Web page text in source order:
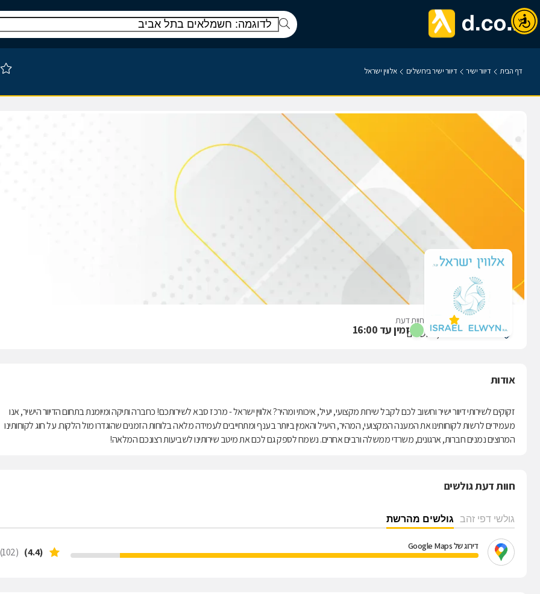
דף הבית דיוור ישיר דיוור ישיר בירושלים אלווין ישראל
זמין עד 16:00
אלווין ישראל אין עדיין חוות דעת
הנרייטה סולד 20, ירושלים
אודות
זקוקים לשירותי דיוור ישיר וחשוב לכם לקבל שירות מקצועי, יעיל, איכותי ומהיר? אלווין ישראל - מרכז סבא לשירותכם! כחברה ותיקה ומיומנת בתחום הדיוור הישיר, אנו
מעמידים לרשות לקוחותינו את המענה המקצועי, המהיר, היעיל והאמין ביותר בענף ומתחייבים לעמידה מלאה בלוחות הזמנים שהוגדרו מול הלקוח. על חוג לקוחותינו
המרוצים נמנים חברות, ארגונים, משרדי ממשלה ורבים אחרים. נשמח לספק גם לכם את מיטב שירותינו לשביעות רצונכם המלאה!
חוות דעת גולשים
גולשי דפי זהב גולשים מהרשת
דירוג של Google Maps (4.4)
(102)